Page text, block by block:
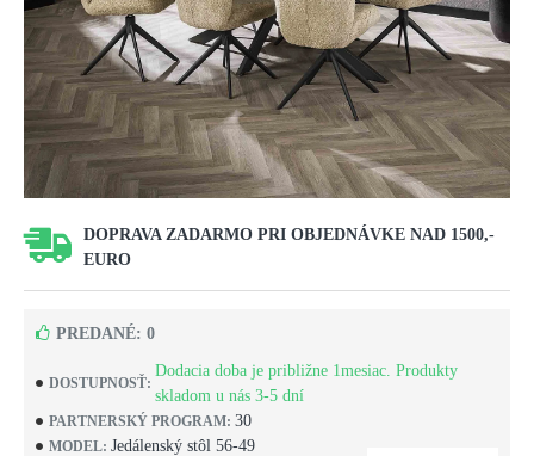
DOPRAVA ZADARMO PRI OBJEDNÁVKE NAD 1500,-
EURO
DOSTUPNOSŤ:
Dodacia doba je približne 1mesiac. Produkty
skladom u nás 3-5 dní
PARTNERSKÝ PROGRAM: 30
MODEL: Jedálenský stôl 56-49
PREDANÉ: 0